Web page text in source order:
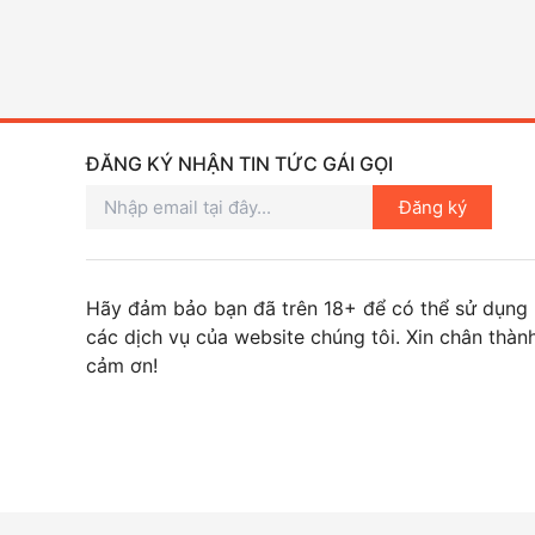
ĐĂNG KÝ NHẬN TIN TỨC GÁI GỌI
Đăng ký
Hãy đảm bảo bạn đã trên 18+ để có thể sử dụng
các dịch vụ của website chúng tôi. Xin chân
cảm ơn!